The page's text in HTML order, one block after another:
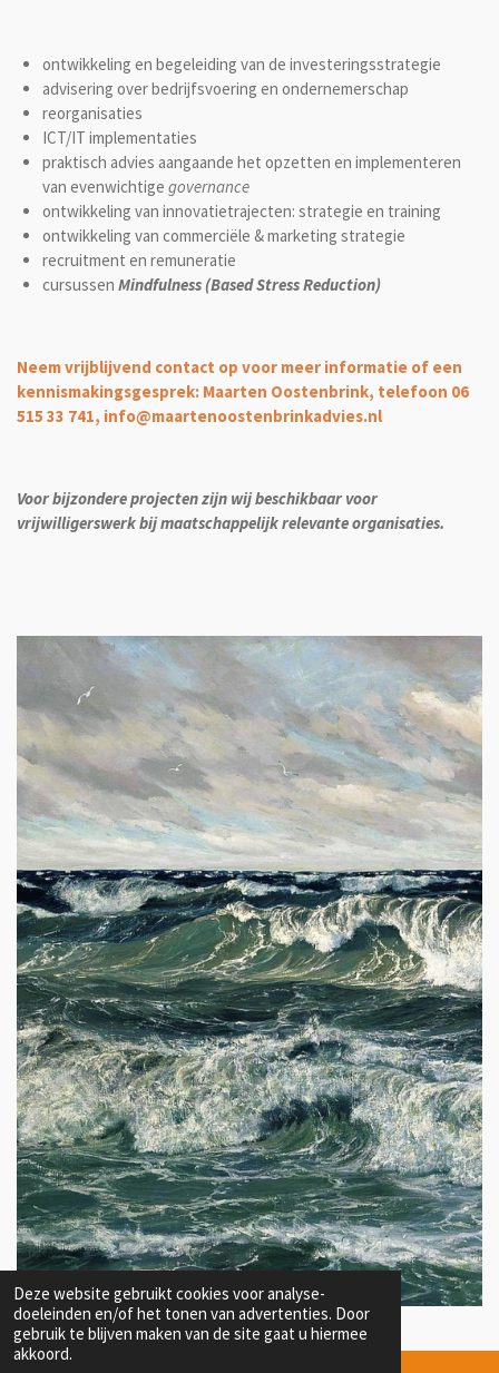
Deze website gebruikt cookies voor analyse-
doeleinden en/of het tonen van advertenties. Door
gebruik te blijven maken van de site gaat u hiermee
akkoord.
ontwikkeling en begeleiding van de investeringsstrategie
advisering over bedrijfsvoering en ondernemerschap
reorganisaties
ICT/IT implementaties
praktisch advies aangaande het opzetten en implementeren
van evenwichtige governance
ontwikkeling van innovatietrajecten: strategie en training
ontwikkeling van commerciële & marketing strategie
recruitment en remuneratie
cursussen Mindfulness (Based Stress Reduction)
Neem vrijblijvend contact op voor meer informatie of een
kennismakingsgesprek: Maarten Oostenbrink, telefoon 06
515 33 741, info@maartenoostenbrinkadvies.nl
Voor bijzondere projecten zijn wij beschikbaar voor
vrijwilligerswerk bij maatschappelijk relevante organisaties.